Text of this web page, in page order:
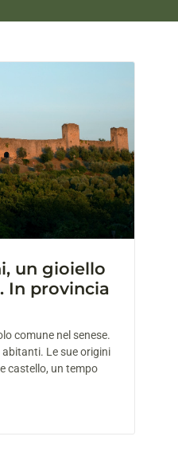
un gioiello
In provincia
comune nel senese.
Le sue origini
castello, un tempo